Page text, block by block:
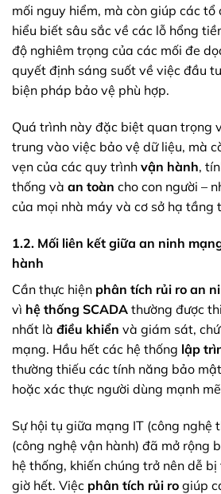
mối nguy hiểm, mà còn giúp các tổ
hiểu biết sâu sắc về các lỗ hổng
độ nghiêm trọng của các mối đe
quyết định sáng suốt về việc đầu
biện pháp bảo vệ phù hợp.
Quá trình này đặc biệt quan trọng
trung vào việc bảo vệ dữ liệu, mà
vẹn của các quy trình vận hành,
thống và an toàn cho con người –
của mọi nhà máy và cơ sở hạ tầng
1.2. Mối liên kết giữa an ninh
hành
Cần thực hiện phân tích rủi ro an
vì hệ thống SCADA thường được
nhất là điều khiển và giám sát,
mạng. Hầu hết các hệ thống lập
thường thiếu các tính năng bảo
hoặc xác thực người dùng mạnh
Sự hội tụ giữa mạng IT (công nghệ
(công nghệ vận hành) đã mở rộng
hệ thống, khiến chúng trở nên dễ
giờ hết. Việc phân tích rủi ro giúp